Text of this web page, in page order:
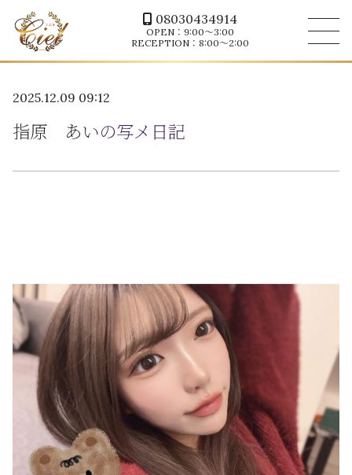
08030434914
OPEN：9:00～3:00
RECEPTION：8:00～2:00
2025.12.09 09:12
指原 あいの写メ日記